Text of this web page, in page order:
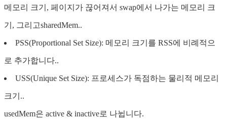
메모리 크기, 페이지가 끊어져서 swap에서 나가는 메모리 크
기, 그리고sharedMem..
PSS(Proportional Set Size): 메모리 크기를 RSS에 비례적으
로 추가합니다..
USS(Unique Set Size): 프로세스가 독점하는 물리적 메모리
크기..
usedMem은 active & inactive로 나뉩니다.